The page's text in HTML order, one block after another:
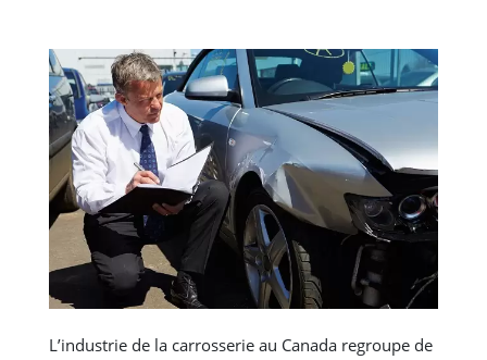
L’industrie de la carrosserie au Canada regroupe de